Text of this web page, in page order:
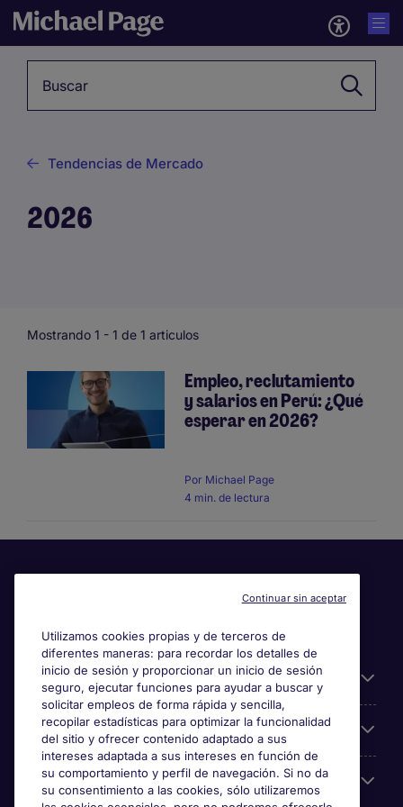
Tendencias de Mercado
2026
Mostrando 1 - 1 de 1 articulos
Empleo, reclutamiento
y salarios en Perú: ¿Qué
esperar en 2026?
Por Michael Page
4 min. de lectura
Información útil
Búsqueda de empleo
Empresas
Utilizamos cookies propias y de terceros de
diferentes maneras: para recordar los detalles de
inicio de sesión y proporcionar un inicio de sesión
seguro, ejecutar funciones para ayudar a buscar y
solicitar empleos de forma rápida y sencilla,
recopilar estadísticas para optimizar la funcionalidad
del sitio y ofrecer contenido adaptado a sus
intereses adaptada a sus intereses en función de
su comportamiento y perfil de navegación. Si no da
su consentimiento a las cookies, sólo utilizaremos
Continuar sin aceptar